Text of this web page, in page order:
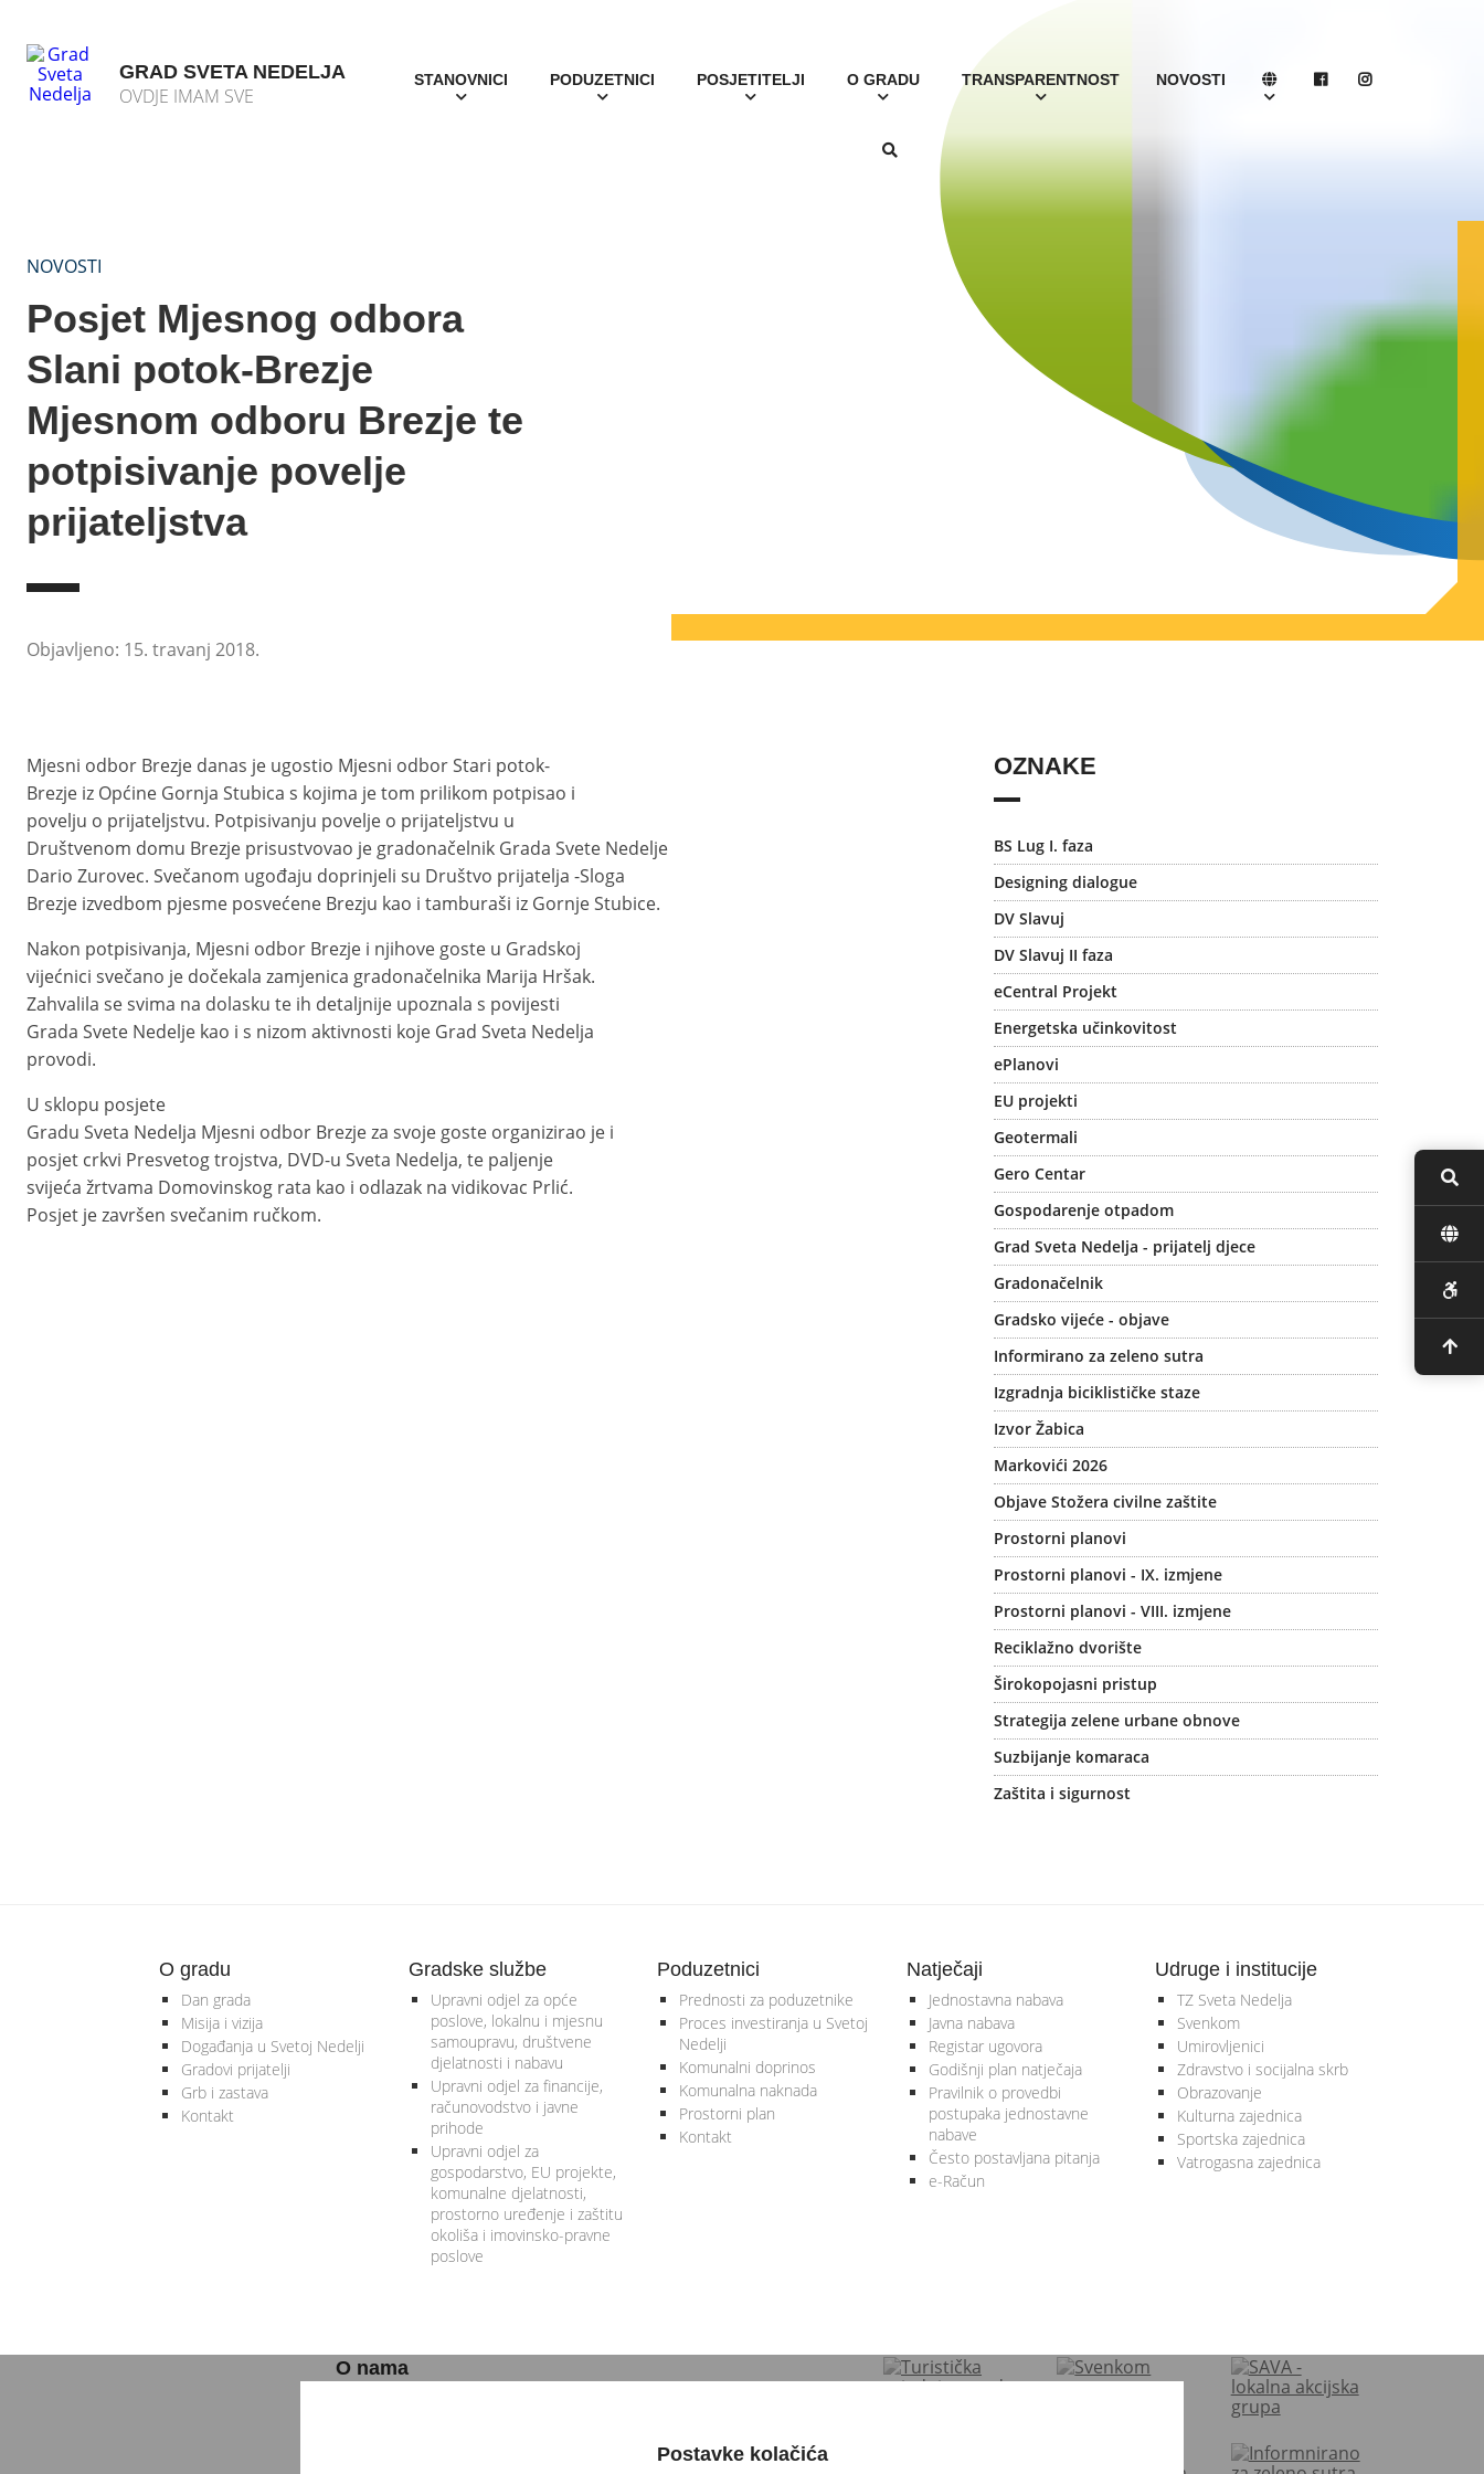
GRAD SVETA NEDELJA
OVDJE IMAM SVE
STANOVNICI PODUZETNICI POSJETITELJI O GRADU TRANSPARENTNOST NOVOSTI
NOVOSTI
Posjet Mjesnog odbora
Slani potok-Brezje
Mjesnom odboru Brezje te
potpisivanje povelje
prijateljstva
Objavljeno: 15. travanj 2018.
Mjesni odbor Brezje danas je ugostio Mjesni odbor Stari potok-
Brezje iz Općine Gornja Stubica s kojima je tom prilikom potpisao i
povelju o prijateljstvu. Potpisivanju povelje o prijateljstvu u
Društvenom domu Brezje prisustvovao je gradonačelnik Grada Svete Nedelje
Dario Zurovec. Svečanom ugođaju doprinjeli su Društvo prijatelja -Sloga
Brezje izvedbom pjesme posvećene Brezju kao i tamburaši iz Gornje Stubice.
Nakon potpisivanja, Mjesni odbor Brezje i njihove goste u Gradskoj
vijećnici svečano je dočekala zamjenica gradonačelnika Marija Hršak.
Zahvalila se svima na dolasku te ih detaljnije upoznala s povijesti
Grada Svete Nedelje kao i s nizom aktivnosti koje Grad Sveta Nedelja
provodi.
U sklopu posjete
Gradu Sveta Nedelja Mjesni odbor Brezje za svoje goste organizirao je i
posjet crkvi Presvetog trojstva, DVD-u Sveta Nedelja, te paljenje
svijeća žrtvama Domovinskog rata kao i odlazak na vidikovac Prlić.
Posjet je završen svečanim ručkom.
OZNAKE
BS Lug I. faza
Designing dialogue
DV Slavuj
DV Slavuj II faza
eCentral Projekt
Energetska učinkovitost
ePlanovi
EU projekti
Geotermali
Gero Centar
Gospodarenje otpadom
Grad Sveta Nedelja - prijatelj djece
Gradonačelnik
Gradsko vijeće - objave
Informirano za zeleno sutra
Izgradnja biciklističke staze
Izvor Žabica
Markovići 2026
Objave Stožera civilne zaštite
Prostorni planovi
Prostorni planovi - IX. izmjene
Prostorni planovi - VIII. izmjene
Reciklažno dvorište
Širokopojasni pristup
Strategija zelene urbane obnove
Suzbijanje komaraca
Zaštita i sigurnost
O gradu
Dan grada
Misija i vizija
Događanja u Svetoj Nedelji
Gradovi prijatelji
Grb i zastava
Kontakt
Gradske službe
Upravni odjel za opće
poslove, lokalnu i mjesnu
samoupravu, društvene
djelatnosti i nabavu
Upravni odjel za financije,
računovodstvo i javne
prihode
Upravni odjel za
gospodarstvo, EU projekte,
komunalne djelatnosti,
prostorno uređenje i zaštitu
okoliša i imovinsko-pravne
poslove
Poduzetnici
Prednosti za poduzetnike
Proces investiranja u Svetoj
Nedelji
Komunalni doprinos
Komunalna naknada
Prostorni plan
Kontakt
Natječaji
Jednostavna nabava
Javna nabava
Registar ugovora
Godišnji plan natječaja
Pravilnik o provedbi
postupaka jednostavne
nabave
Često postavljana pitanja
e-Račun
Udruge i institucije
TZ Sveta Nedelja
Svenkom
Umirovljenici
Zdravstvo i socijalna skrb
Obrazovanje
Kulturna zajednica
Sportska zajednica
Vatrogasna zajednica
O nama
Postavke kolačića